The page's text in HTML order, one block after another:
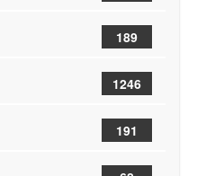
189
1246
191